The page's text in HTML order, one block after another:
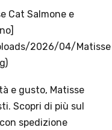
Cat Salmone e
2026/04/Matisse
e gusto, Matisse
Scopri di più sul
spedizione